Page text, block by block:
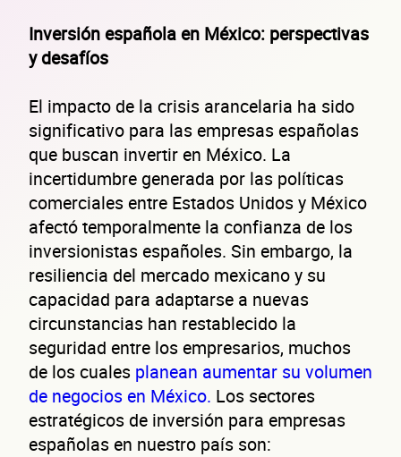
Inversión española en México: perspectivas
y desafíos
El impacto de la crisis arancelaria ha sido
significativo para las empresas españolas
que buscan invertir en México. La
incertidumbre generada por las políticas
comerciales entre Estados Unidos y México
afectó temporalmente la confianza de los
inversionistas españoles. Sin embargo, la
resiliencia del mercado mexicano y su
capacidad para adaptarse a nuevas
circunstancias han restablecido la
seguridad entre los empresarios, muchos
de los cuales planean aumentar su volumen
de negocios en México. Los sectores
estratégicos de inversión para empresas
españolas en nuestro país son: